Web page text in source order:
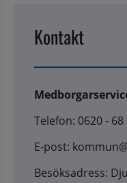
Kontakt
Telefon: 0620 - 68
E-post:
Besöksadress: